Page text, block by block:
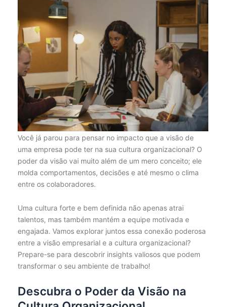
Você já parou para pensar no impacto que a visão de
uma empresa pode ter na sua cultura organizacional? O
poder da visão vai muito além de um mero conceito; ele
molda comportamentos, decisões e até mesmo o clima
entre os colaboradores.
Uma cultura forte e bem definida não apenas atrai
talentos, mas também mantém a equipe motivada e
engajada. Vamos explorar juntos essa conexão poderosa
entre a visão empresarial e a cultura organizacional?
Prepare-se para descobrir insights valiosos que podem
transformar o seu ambiente de trabalho!
Descubra o Poder da Visão na